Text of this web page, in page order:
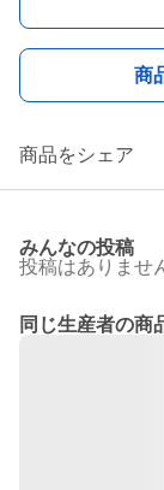
商
商品をシェア
みんなの投稿
投稿はありませ
同じ生産者の商